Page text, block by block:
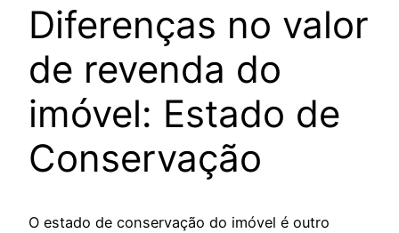
Diferenças no valor
de revenda do
imóvel: Estado de
Conservação
O estado de conservação do imóvel é outro